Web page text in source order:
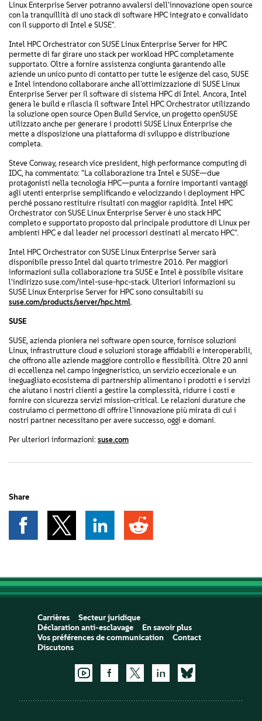
Linux Enterprise Server potranno avvalersi dell'innovazione open source
con la tranquillità di uno stack di software HPC integrato e convalidato
con il supporto di Intel e SUSE".
Intel HPC Orchestrator con SUSE Linux Enterprise Server for HPC
permette di far girare uno stack per workload HPC completamente
supportato. Oltre a fornire assistenza congiunta garantendo alle
aziende un unico punto di contatto per tutte le esigenze del caso, SUSE
e Intel intendono collaborare anche all'ottimizzazione di SUSE Linux
Enterprise Server per il software di sistema HPC di Intel. Ancora, Intel
genera le build e rilascia il software Intel HPC Orchestrator utilizzando
la soluzione open source Open Build Service, un progetto openSUSE
utilizzato anche per generare i prodotti SUSE Linux Enterprise che
mette a disposizione una piattaforma di sviluppo e distribuzione
completa.
Steve Conway, research vice president, high performance computing di
IDC, ha commentato: "La collaborazione tra Intel e SUSE—due
protagonisti nella tecnologia HPC—punta a fornire importanti vantaggi
agli utenti enterprise semplificando e velocizzando i deployment HPC
perché possano restituire risultati con maggior rapidità. Intel HPC
Orchestrator con SUSE Linux Enterprise Server è uno stack HPC
completo e supportato proposto dal principale produttore di Linux per
ambienti HPC e dal leader nei processori destinati al mercato HPC".
Intel HPC Orchestrator con SUSE Linux Enterprise Server sarà
disponibile presso Intel dal quarto trimestre 2016. Per maggiori
informazioni sulla collaborazione tra SUSE e Intel è possibile visitare
l'indirizzo suse.com/intel-suse-hpc-stack. Ulteriori informazioni su
SUSE Linux Enterprise Server for HPC sono consultabili su
suse.com/products/server/hpc.html.
SUSE
SUSE, azienda pioniera nei software open source, fornisce soluzioni
Linux, infrastrutture cloud e soluzioni storage affidabili e interoperabili,
che offrono alle aziende maggiore controllo e flessibilità. Oltre 20 anni
di eccellenza nel campo ingegneristico, un servizio eccezionale e un
ineguagliato ecosistema di partnership alimentano i prodotti e i servizi
che aiutano i nostri clienti a gestire la complessità, ridurre i costi e
fornire con sicurezza servizi mission-critical. Le relazioni durature che
costruiamo ci permettono di offrire l'innovazione più mirata di cui i
nostri partner necessitano per avere successo, oggi e domani.
Per ulteriori informazioni: suse.com
Share
Carrières
Secteur juridique
Déclaration anti-esclavage
En savoir plus
Vos préférences de communication
Contact
Discutons